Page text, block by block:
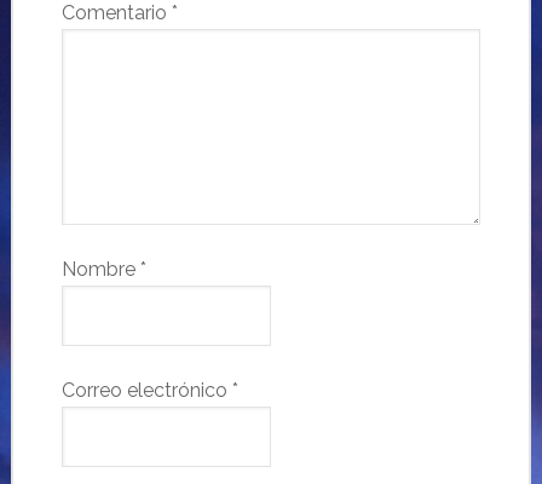
Comentario *
Nombre *
Correo electrónico *